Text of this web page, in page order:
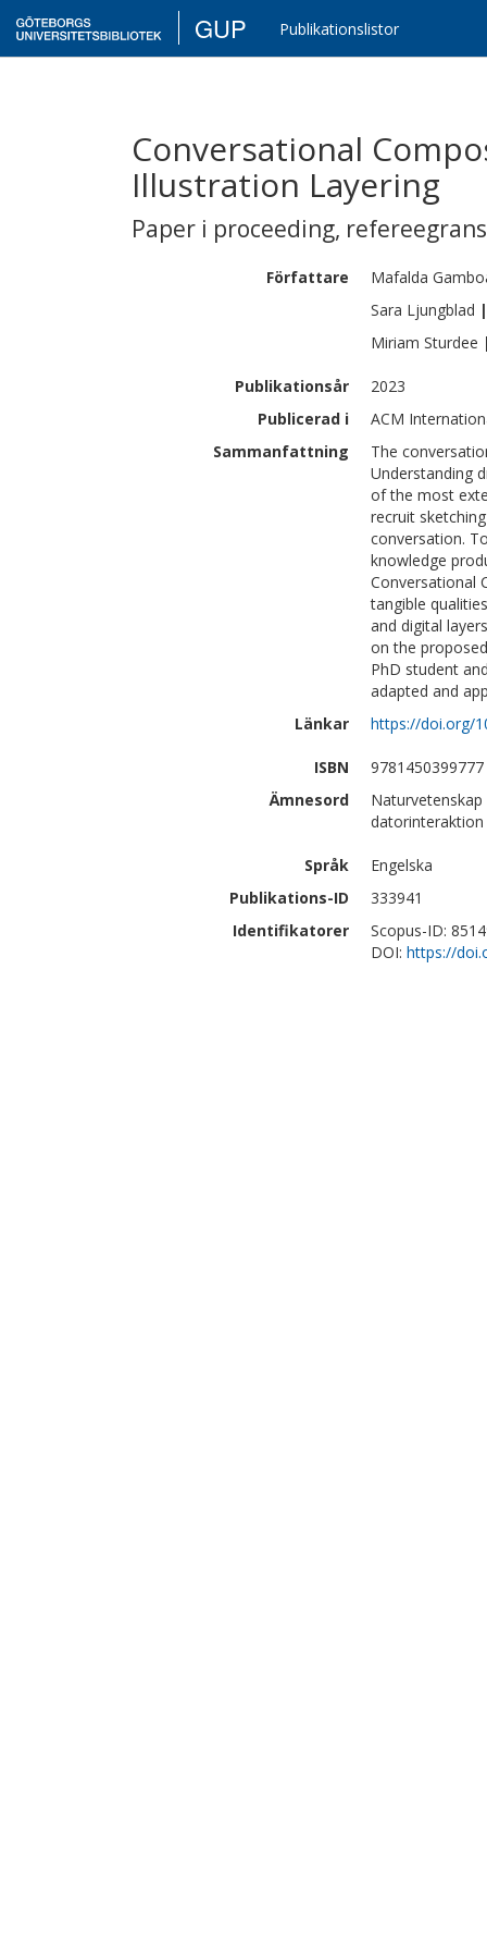
GUP Publikationslistor
Conversational
Illustration Layering
Paper i proceeding,
Författare Mafalda
Sara Ljungblad |
Miriam Sturdee
Publikationsår
2023
Publicerad i
ACM
Sammanfattning
The
Understanding
of the most
recruit
conversation.
knowledge
Conversational
tangible
and digital
on the
PhD student
adapted and
Länkar
https://doi.org/
ISBN
9781450399777
Ämnesord
Språk
Engelska
Publikations-ID
333941
Identifikatorer
Scopus-ID:
DOI: https://